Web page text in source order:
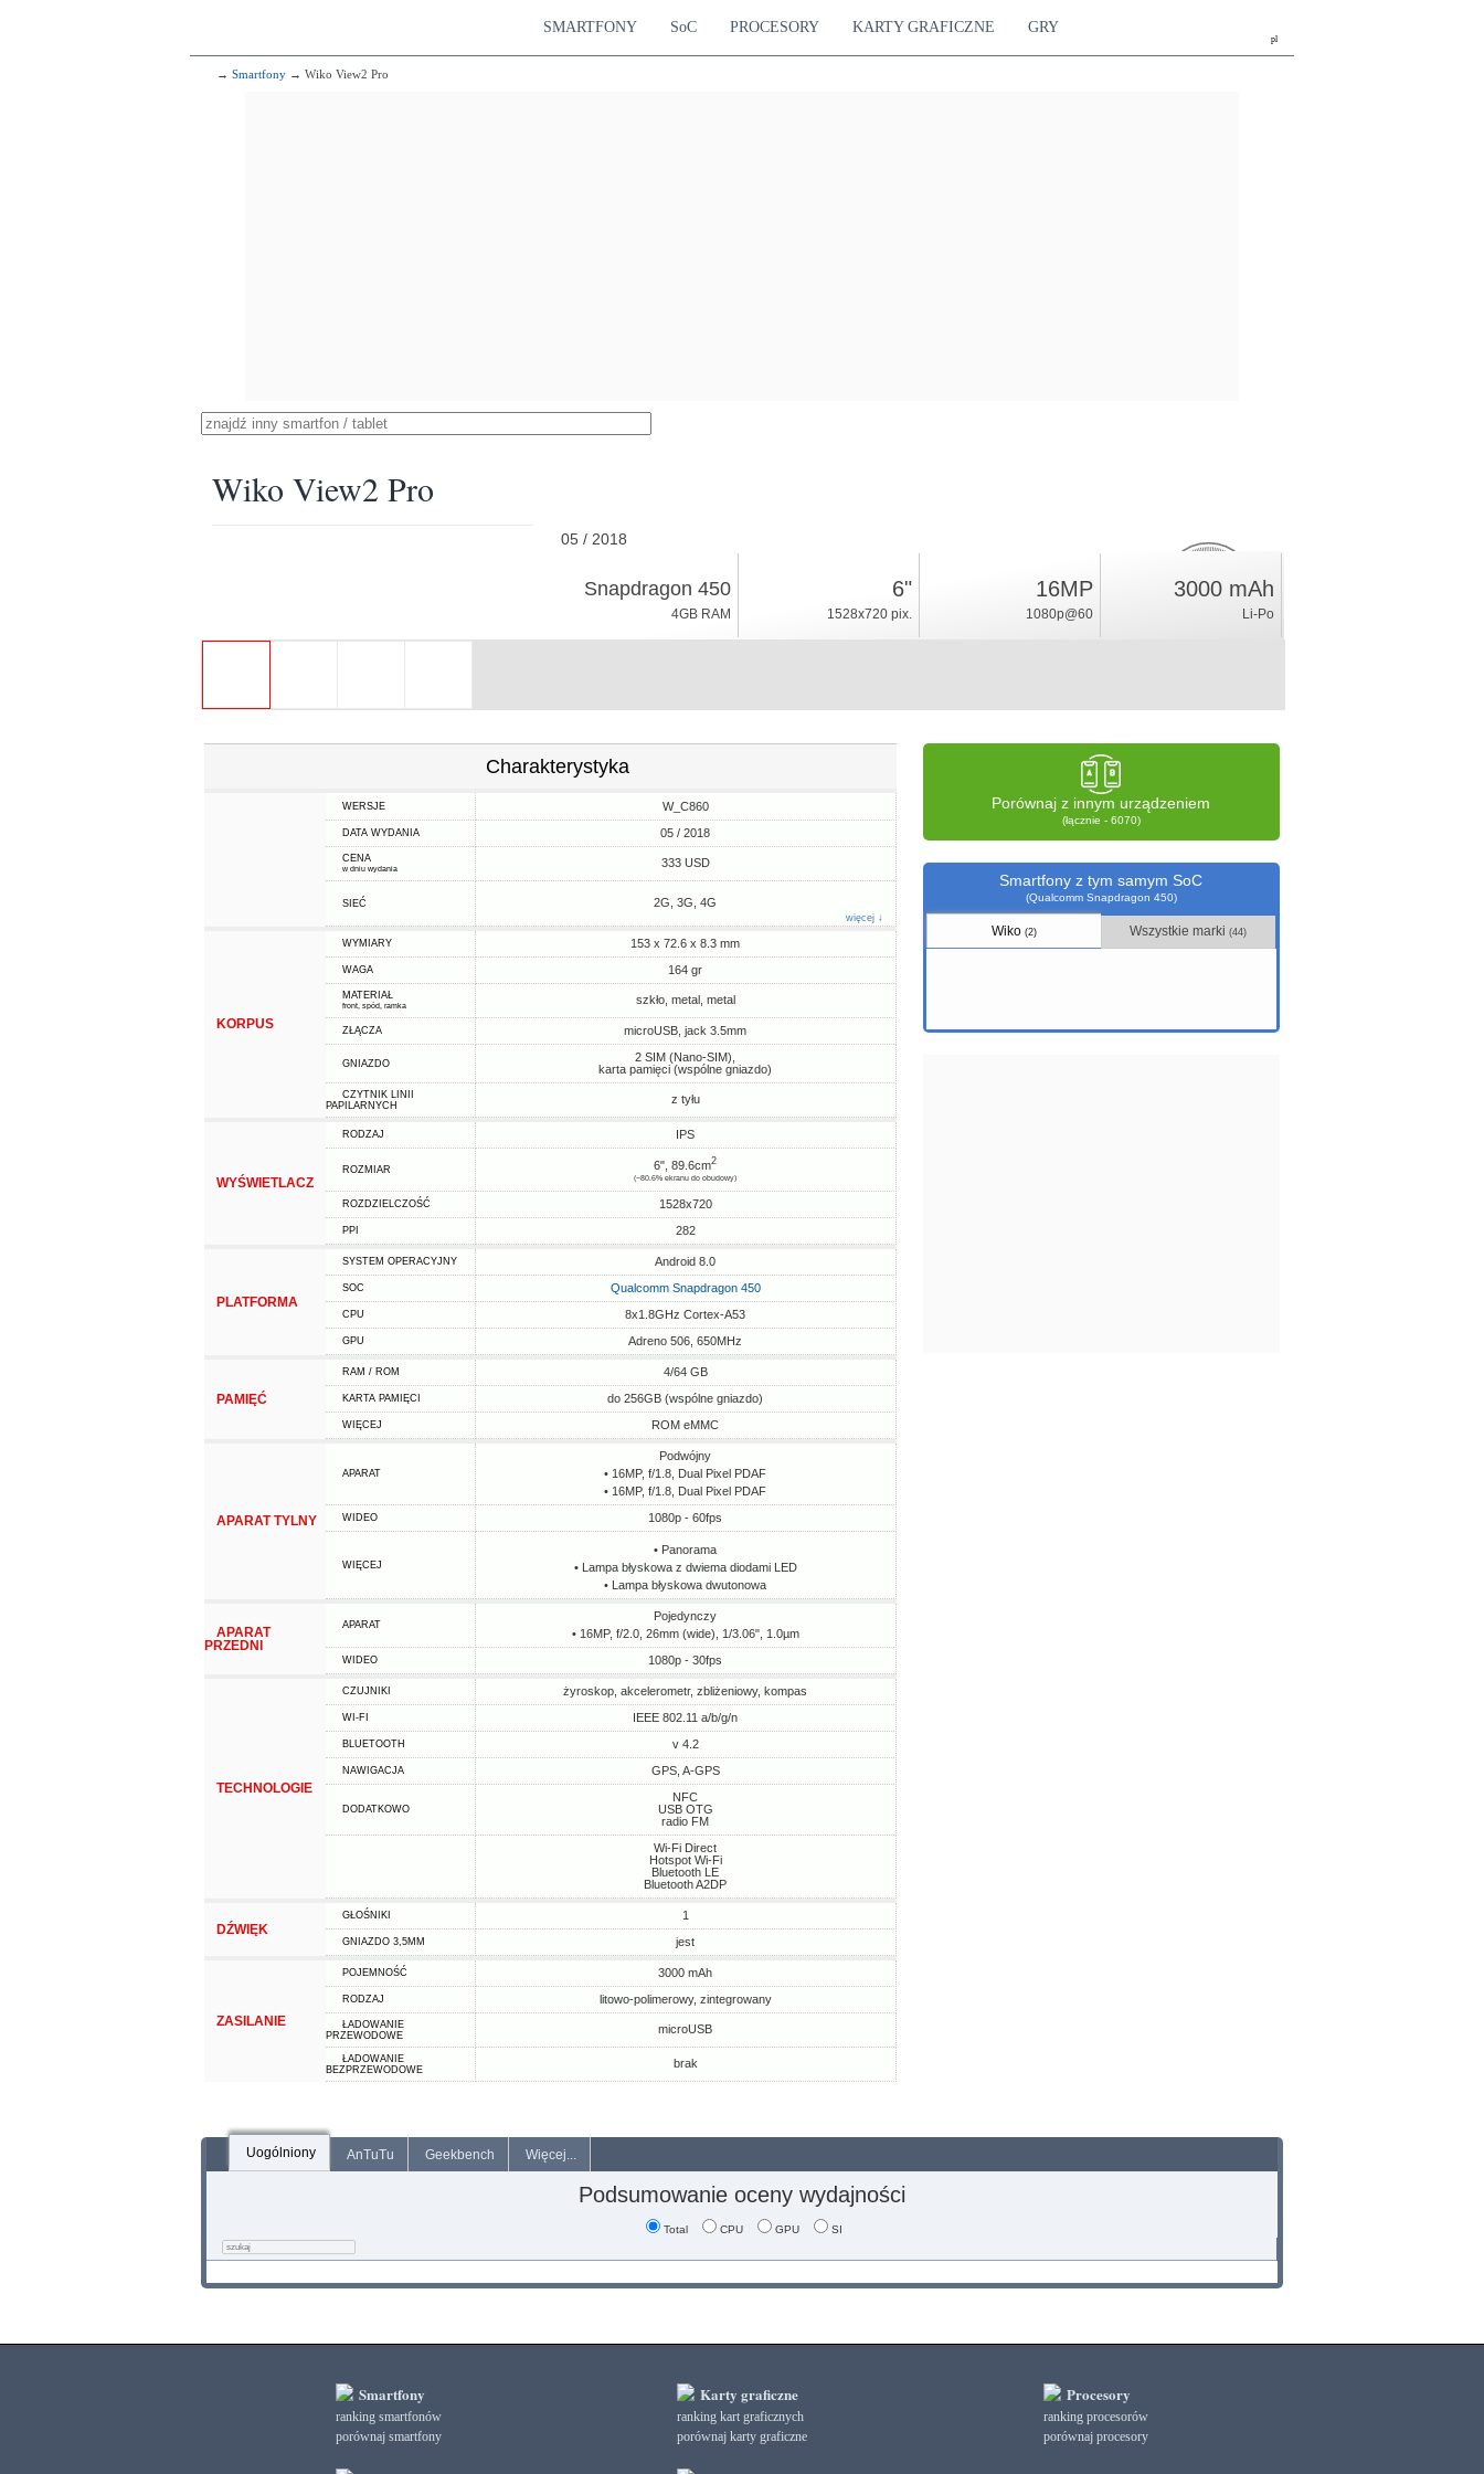
pl
SMARTFONY SoC PROCESORY KARTY GRAFICZNE GRY
→ Smartfony → Wiko View2 Pro
Wiko View2 Pro
05 / 2018
Android 8.0
3.6%
Snapdragon 450
4GB RAM
6"
1528x720 pix.
16MP
1080p@60
3000 mAh
Li-Po
Charakterystyka
WERSJE W_C860
DATA WYDANIA 05 / 2018
CENA
w dniu wydania 333 USD
SIEĆ 2G, 3G, 4G
więcej ↓
KORPUS
WYMIARY 153 x 72.6 x 8.3 mm
WAGA 164 gr
MATERIAŁ
front, spód, ramka szkło, metal, metal
ZŁĄCZA microUSB, jack 3.5mm
GNIAZDO
2 SIM (Nano-SIM),
karta pamięci (wspólne gniazdo)
CZYTNIK LINII
PAPILARNYCH
z tyłu
WYŚWIETLACZ
RODZAJ IPS
ROZMIAR 6", 89.6cm2
(~80.6% ekranu do obudowy)
ROZDZIELCZOŚĆ 1528x720
PPI 282
PLATFORMA
SYSTEM OPERACYJNY Android 8.0
SOC Qualcomm Snapdragon 450
CPU 8x1.8GHz Cortex-A53
GPU Adreno 506, 650MHz
PAMIĘĆ
RAM / ROM 4/64 GB
KARTA PAMIĘCI do 256GB (wspólne gniazdo)
WIĘCEJ ROM eMMC
APARAT TYLNY
APARAT
Podwójny
• 16MP, f/1.8, Dual Pixel PDAF
• 16MP, f/1.8, Dual Pixel PDAF
WIDEO 1080p - 60fps
WIĘCEJ
• Panorama
• Lampa błyskowa z dwiema diodami LED
• Lampa błyskowa dwutonowa
APARAT
PRZEDNI
APARAT
Pojedynczy
• 16MP, f/2.0, 26mm (wide), 1/3.06", 1.0µm
WIDEO 1080p - 30fps
TECHNOLOGIE
CZUJNIKI żyroskop, akcelerometr, zbliżeniowy, kompas
WI-FI IEEE 802.11 a/b/g/n
BLUETOOTH v 4.2
NAWIGACJA GPS, A-GPS
DODATKOWO
NFC
USB OTG
radio FM
Wi-Fi Direct
Hotspot Wi-Fi
Bluetooth LE
Bluetooth A2DP
DŹWIĘK
GŁOŚNIKI 1
GNIAZDO 3,5MM jest
ZASILANIE
POJEMNOŚĆ 3000 mAh
RODZAJ litowo-polimerowy, zintegrowany
ŁADOWANIE
PRZEWODOWE
microUSB
ŁADOWANIE
BEZPRZEWODOWE
brak
Porównaj z innym urządzeniem
(łącznie - 6070)
Smartfony z tym samym SoC
(Qualcomm Snapdragon 450)
Wiko (2) Wszystkie marki(44)
Uogólniony AnTuTu Geekbench Więcej...
Podsumowanie oceny wydajności
Total CPU GPU SI
Smartfony
ranking smartfonów
porównaj smartfony
Karty graficzne
ranking kart graficznych
porównaj karty graficzne
Procesory
ranking procesorów
porównaj procesory